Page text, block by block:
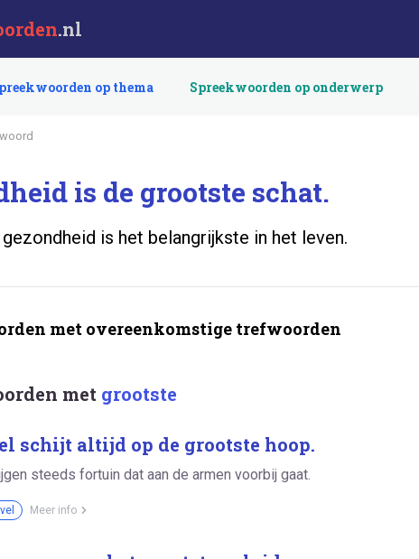
.nl
op thema Spreekwoorden op onderwerp
is de grootste schat.
is het belangrijkste in het leven.
met overeenkomstige trefwoorden
met grootste
schijt altijd op de grootste hoop.
steeds fortuin dat aan de armen voorbij gaat.
Meer info